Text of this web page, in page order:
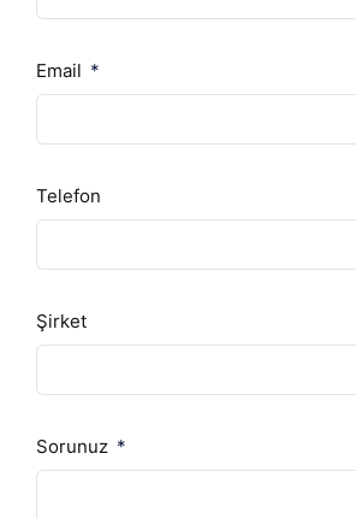
Email
Telefon
Şirket
Sorunuz